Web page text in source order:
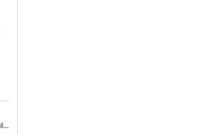
Orthopedic Elite en San Angel Inn Del Valle - Consultorio 407